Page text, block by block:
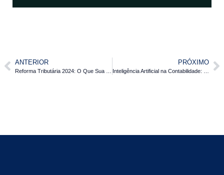
ANTERIOR PRÓXIMO